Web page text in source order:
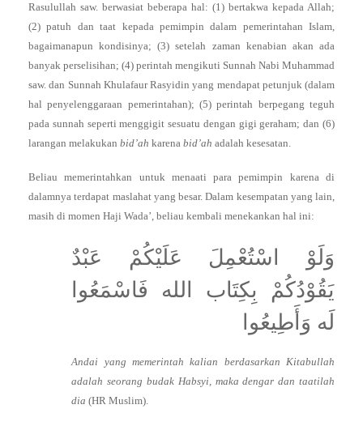
Rasulullah saw. berwasiat beberapa hal: (1) bertakwa kepada Allah;
(2) patuh dan taat kepada pemimpin dalam pemerintahan Islam,
bagaimanapun kondisinya; (3) setelah zaman kenabian akan ada
banyak perselisihan; (4) perintah mengikuti Sunnah Nabi Muhammad
saw. dan Sunnah Khulafaur Rasyidin yang mendapat petunjuk (dalam
hal penyelenggaraan pemerintahan); (5) perintah berpegang teguh
pada sunnah seperti menggigit sesuatu dengan gigi geraham; dan (6)
larangan melakukan bid’ah karena bid’ah adalah kesesatan.
Beliau memerintahkan untuk menaati para pemimpin karena di
dalamnya terdapat maslahat yang besar. Dalam kesempatan yang lain,
masih di momen Haji Wada’, beliau kembali menekankan hal ini:
وَلَوْ اسْتُعْمِلَ عَلَيْكُمْ عَبْدٌ
يَقُوْدُكُمْ بِكِتَاب الله فَاسْمَعُوا
لَه وَأَطِيعُوا
Andai yang memerintah kalian berdasarkan Kitabullah
adalah seorang budak Habsyi, maka dengar dan taatilah
dia (HR Muslim).